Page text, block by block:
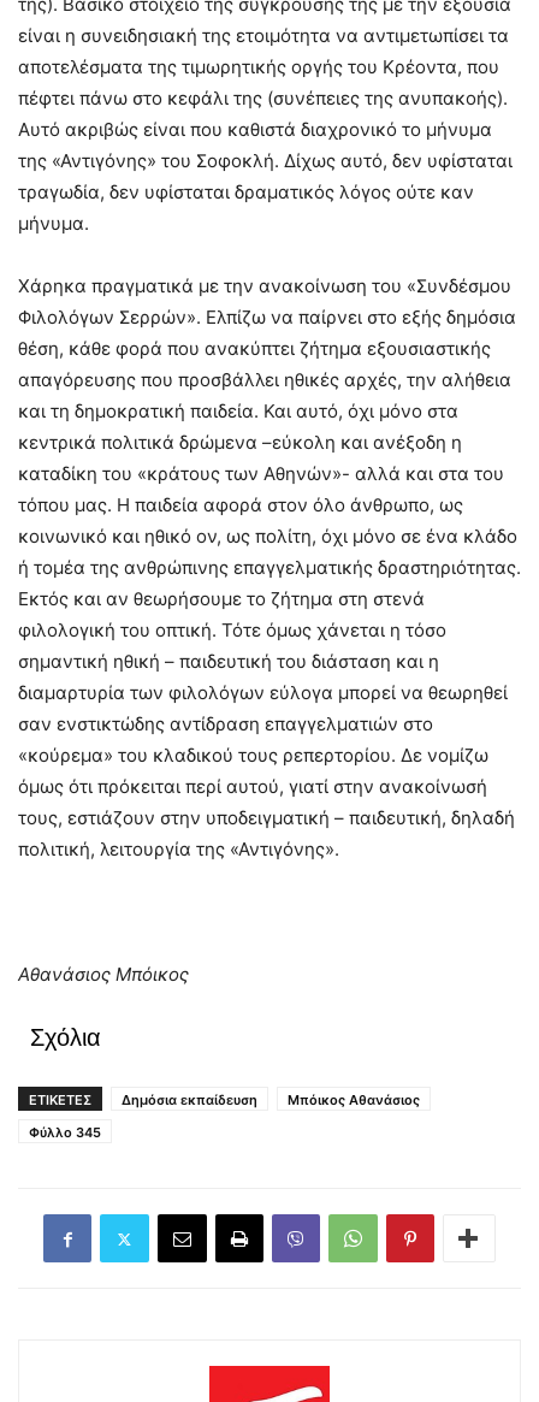
είναι η συνειδησιακή της ετοιμότητα να αντιμετωπίσει τα
αποτελέσματα της τιμωρητικής οργής του Κρέοντα, που
πέφτει πάνω στο κεφάλι της (συνέπειες της ανυπακοής).
Αυτό ακριβώς είναι που καθιστά διαχρονικό το μήνυμα
της «Αντιγόνης» του Σοφοκλή. Δίχως αυτό, δεν υφίσταται
τραγωδία, δεν υφίσταται δραματικός λόγος ούτε καν
μήνυμα.
Χάρηκα πραγματικά με την ανακοίνωση του «Συνδέσμου
Φιλολόγων Σερρών». Ελπίζω να παίρνει στο εξής δημόσια
θέση, κάθε φορά που ανακύπτει ζήτημα εξουσιαστικής
απαγόρευσης που προσβάλλει ηθικές αρχές, την αλήθεια
και τη δημοκρατική παιδεία. Και αυτό, όχι μόνο στα
κεντρικά πολιτικά δρώμενα –εύκολη και ανέξοδη η
καταδίκη του «κράτους των Αθηνών»- αλλά και στα του
τόπου μας. Η παιδεία αφορά στον όλο άνθρωπο, ως
κοινωνικό και ηθικό ον, ως πολίτη, όχι μόνο σε ένα κλάδο
ή τομέα της ανθρώπινης επαγγελματικής δραστηριότητας.
Εκτός και αν θεωρήσουμε το ζήτημα στη στενά
φιλολογική του οπτική. Τότε όμως χάνεται η τόσο
σημαντική ηθική – παιδευτική του διάσταση και η
διαμαρτυρία των φιλολόγων εύλογα μπορεί να θεωρηθεί
σαν ενστικτώδης αντίδραση επαγγελματιών στο
«κούρεμα» του κλαδικού τους ρεπερτορίου. Δε νομίζω
όμως ότι πρόκειται περί αυτού, γιατί στην ανακοίνωσή
τους, εστιάζουν στην υποδειγματική – παιδευτική, δηλαδή
πολιτική, λειτουργία της «Αντιγόνης».
Αθανάσιος Μπόικος
Σχόλια
ΕΤΙΚΕΤΕΣ Δημόσια εκπαίδευση
Μπόικος Αθανάσιος
Φύλλο 345